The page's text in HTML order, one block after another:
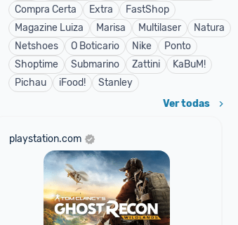
Compra Certa
Extra
FastShop
Magazine Luiza
Marisa Multilaser
Natura
Netshoes
O Boticario Nike
Ponto
Shoptime
Submarino Zattini
KaBuM!
Pichau
iFood! Stanley
Ver todas
playstation.com